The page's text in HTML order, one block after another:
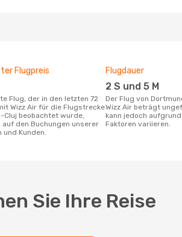
Flugpreis
Wizz Air für die Flugstrecke
Cluj beobachtet wurde,
auf den Buchungen unserer
und Kunden.
Flugdauer
2 S und 5 M
Der Flug von Dortmund nach Cluj mit
Wizz Air beträgt
kann jedoch
Faktoren variieren.
Sie Ihre Reise